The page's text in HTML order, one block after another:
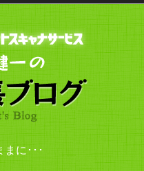
まに･･･